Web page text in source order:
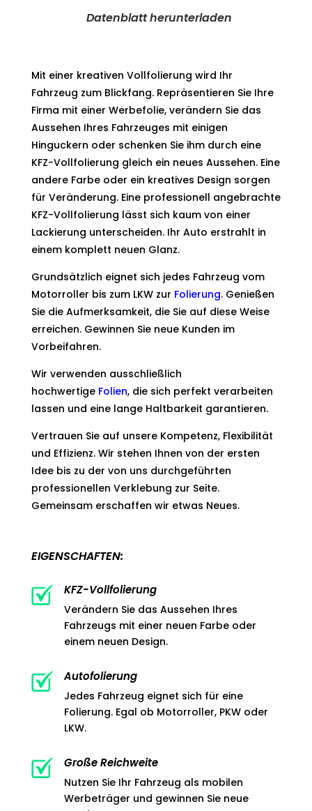
Datenblatt herunterladen
Mit einer kreativen Vollfolierung wird Ihr
Fahrzeug zum Blickfang. Repräsentieren Sie Ihre
Firma mit einer Werbefolie, verändern Sie das
Aussehen Ihres Fahrzeuges mit einigen
Hinguckern oder schenken Sie ihm durch eine
KFZ-Vollfolierung gleich ein neues Aussehen. Eine
andere Farbe oder ein kreatives Design sorgen
für Veränderung. Eine professionell angebrachte
KFZ-Vollfolierung lässt sich kaum von einer
Lackierung unterscheiden. Ihr Auto erstrahlt in
einem komplett neuen Glanz.
Grundsätzlich eignet sich jedes Fahrzeug vom
Motorroller bis zum LKW zur Folierung. Genießen
Sie die Aufmerksamkeit, die Sie auf diese Weise
erreichen. Gewinnen Sie neue Kunden im
Vorbeifahren.
Wir verwenden ausschließlich
hochwertige Folien, die sich perfekt verarbeiten
lassen und eine lange Haltbarkeit garantieren.
Vertrauen Sie auf unsere Kompetenz, Flexibilität
und Effizienz. Wir stehen Ihnen von der ersten
Idee bis zu der von uns durchgeführten
professionellen Verklebung zur Seite.
Gemeinsam erschaffen wir etwas Neues.
EIGENSCHAFTEN:
KFZ-Vollfolierung
Verändern Sie das Aussehen Ihres
Fahrzeugs mit einer neuen Farbe oder
einem neuen Design.
Autofolierung
Jedes Fahrzeug eignet sich für eine
Folierung. Egal ob Motorroller, PKW oder
LKW.
Große Reichweite
Nutzen Sie Ihr Fahrzeug als mobilen
Werbeträger und gewinnen Sie neue